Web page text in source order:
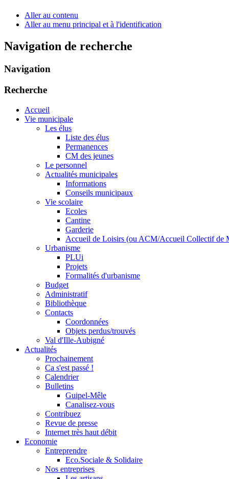
Aller au contenu
Aller au menu principal et à l'identification
Navigation de recherche
Navigation
Recherche
Accueil
Vie municipale
Les élus
Liste des élus
Permanences
CM des jeunes
Le personnel
Actualités municipales
Informations
Conseils municipaux
Vie scolaire
Ecoles
Cantine
Garderie
Accueil de Loisirs (ou ACM/Accueil Collectif de
Urbanisme
PLUi
Projets
Formalités d'urbanisme
Budget
Administratif
Bibliothèque
Contacts
Coordonnées
Objets perdus/trouvés
Val d'Ille-Aubigné
Actualités
Prochainement
Ca s'est passé !
Calendrier
Bulletins
Guipel-Mêle
Canalisez-vous
Contribuez
Revue de presse
Internet très haut débit
Economie
Entreprendre
Eco.Sociale & Solidaire
Nos entreprises